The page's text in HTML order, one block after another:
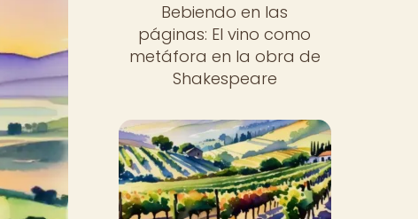
Bebiendo en las
páginas: El vino como
metáfora en la obra de
Shakespeare